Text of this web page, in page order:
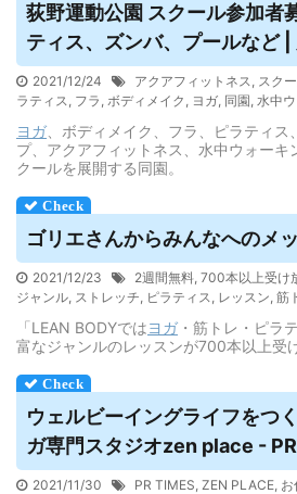
荻野運動公園 スクール参加者
ティス、ズンバ、プールなど |
2021/12/24 アクアフィットネス, スク
ラティス, フラ , ボディメイク , ヨガ, 同園, 水中
ヨガ 、ボディメイク、フラ、ピラティ
プ、アクアフィットネス、水中ウォーキ
クールを展開する同園。
ゴリエさんからみんなへのメ
2021/12/23 2週間無料, 700本以上受け
ジャンル, ストレッチ, ピラティス, レッスン, 筋
「LEAN BODYではヨガ ・筋トレ・ピラ
富なジャンルのレッスンが700本以上受
ウェルビーイングライフをつ
ガ専門スタジオzen place -
2021/11/30 PR TIMES, ZEN PLACE, お